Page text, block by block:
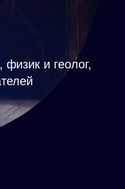
физик и геолог,